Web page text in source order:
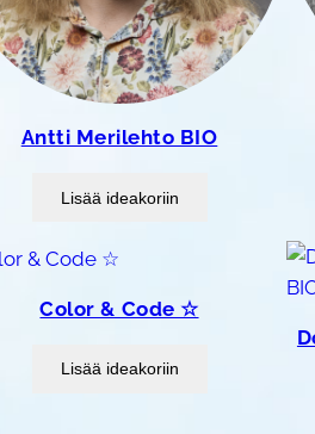
Antti Merilehto BIO
Lisää ideakoriin
Color & Code ☆
Lisää ideakoriin